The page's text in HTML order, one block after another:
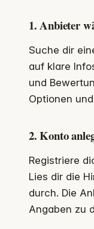
1. Anbieter
Suche dir
auf klare
und
Optionen
2. Konto
Registriere
Lies dir die
durch. Die
Angaben zu